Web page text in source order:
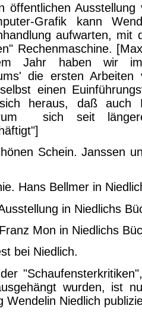
öffentlichen Ausstellung
Grafik kann
aufwarten, mit
Rechenmaschine.
Jahr haben wir
die ersten
einen
heraus, daß auch
sich seit
Schein. Janssen
Hans Bellmer in
in Niedlichs
Mon in Niedlichs
bei Niedlich.
wurden, ist
Wendelin Niedlich